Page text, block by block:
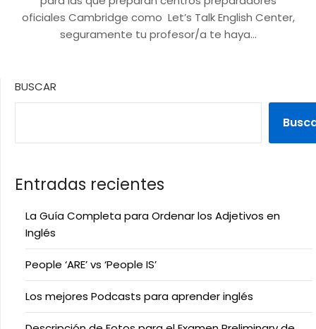
oficiales Cambridge como Let’s Talk English Center,
seguramente tu profesor/a te haya…
BUSCAR
Entradas recientes
La Guía Completa para Ordenar los Adjetivos en
Inglés
People ‘ARE’ vs ‘People IS’
Los mejores Podcasts para aprender inglés